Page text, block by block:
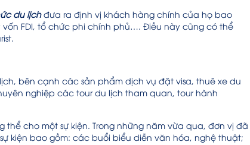
du lịchđưa ra định vị khách hàng chính của họ bao
FDI, tổ chức phi chính phủ…. Điều này cũng có thể
bên cạnh các sản phẩm dịch vụ đặt visa, thuê xe du
nghiệp các tour du lịch tham quan, tour hành
thể cho một sự kiện. Trong những năm vừa qua, đơn vị đã
kiện bao gồm: các buổi biểu diễn văn hóa, nghệ thuật;